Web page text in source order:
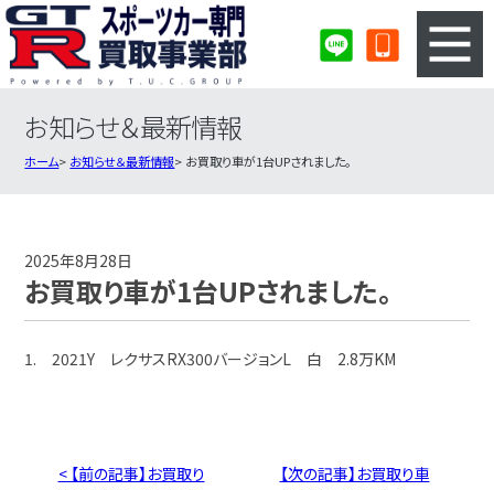
3ステップのカンタン査定
スポーツカー買取実績
お知らせ＆最新情報
ホーム お知らせ＆最新情報 お買取り車が1台UPされました。
2025年8月28日
お買取り車が1台UPされました。
1. 2021Y レクサスRX300バージョンL 白 2.8万KM
< 【前の記事】お買取り
【次の記事】お買取り車